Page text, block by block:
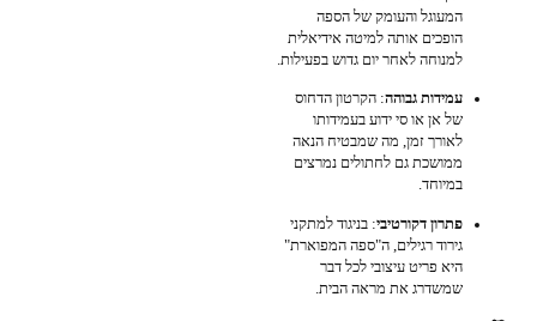
המעוגל והעומק של הספה
הופכים אותה למיטה אידיאלית
למנוחה לאחר יום גדוש בפעילות.
עמידות גבוהה: הקרטון הדחוס
של אן או סי ידוע בעמידותו
לאורך זמן, מה שמבטיח הנאה
ממושכת גם לחתולים נמרצים
במיוחד.
פתרון דקורטיבי: בניגוד למתקני
גירוד רגילים, ה"ספה המפוארת"
היא פריט עיצובי לכל דבר
שמשדרג את מראה הבית.